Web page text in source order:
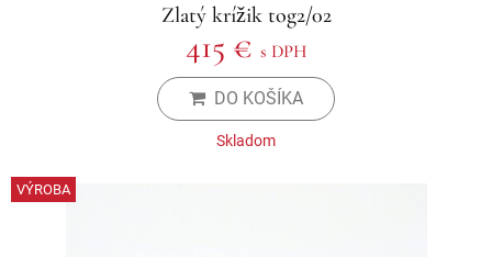
Zlatý krížik tog2/02
415 € s DPH
DO KOŠÍKA
Skladom
VÝROBA